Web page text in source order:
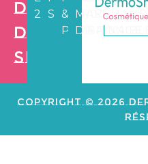
de
Dermo
Shop
24/72H
SÉCURISÉ
&
PARRAINAGE
Copyright © 2026